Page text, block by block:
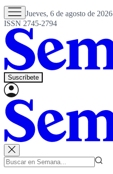
Jueves, 6 de agosto de 2026
ISSN 2745-2794
Suscríbete